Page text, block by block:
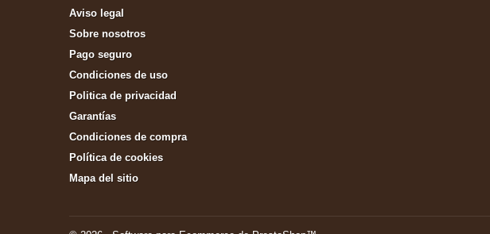
Aviso legal
Sobre nosotros
Pago seguro
Condiciones de uso
Politica de privacidad
Garantías
Condiciones de compra
Política de cookies
Mapa del sitio